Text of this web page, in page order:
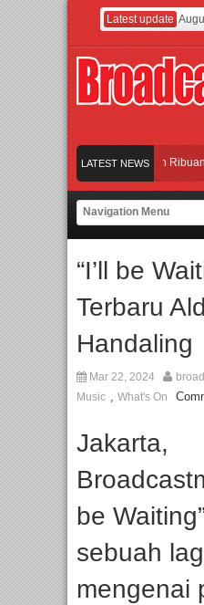
Latest update
LATEST NEWS
Jakarta dengan Ribuan
Gerbang Inovasi dan Peluang
Perpaduan Warisan Dan
Jakarta dengan Ribuan
“I’ll be
Terbaru
Handaling
Mar 22, 2024
Music , What's On
Jakarta,
be
sebuah
mengenai